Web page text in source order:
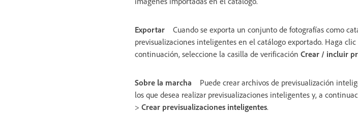
Exportar
Cuando se exporta un conjunto de fotografías como
previsualizaciones inteligentes en el catálogo exportado. Haga clic
continuación, seleccione la casilla de verificación Crear / incluir
Sobre la marcha
Puede crear archivos de previsualización
los que desea realizar previsualizaciones inteligentes y, a
> Crear previsualizaciones inteligentes.